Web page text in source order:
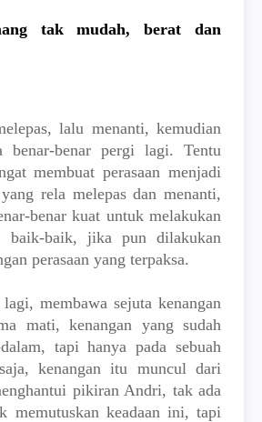
tak mudah, berat dan
lalu menanti, kemudian
benar-benar pergi lagi. Tentu
membuat perasaan menjadi
rela melepas dan menanti,
benar kuat untuk melakukan
baik-baik, jika pun dilakukan
perasaan yang terpaksa.
membawa sejuta kenangan
mati, kenangan yang sudah
tapi hanya pada sebuah
kenangan itu muncul dari
pikiran Andri, tak ada
memutuskan keadaan ini, tapi